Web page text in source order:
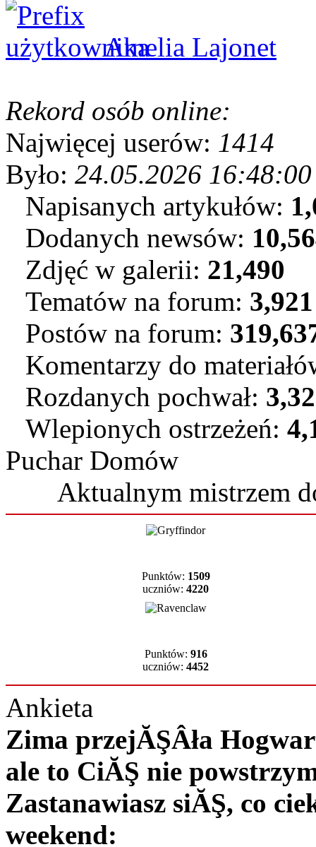
Amelia Lajonet
Rekord osób online:
Najwięcej userów: 1414
Było: 24.05.2026 16:48:00
Napisanych artykułów:
Dodanych newsów:
Zdjęć w galerii: 21,490
Tematów na forum: 3,921
Postów na forum:
Komentarzy do
Rozdanych pochwał:
Wlepionych ostrzeżeń:
Puchar Domów
Aktualnym mistrzem
Punktów: 1509
uczniów: 4220
Punktów: 916
uczniów: 4452
Ankieta
Zima przejĂŞÂła
ale to CiĂŞ nie
Zastanawiasz siĂŞ, co
weekend: